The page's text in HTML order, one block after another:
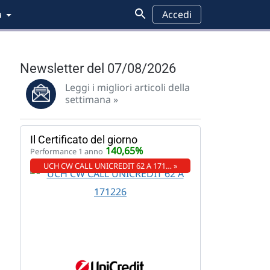
Accedi
Newsletter del 07/08/2026
Leggi i migliori articoli della
settimana »
Il Certificato del giorno
Performance 1 anno 140,65%
UCH CW CALL UNICREDIT 62 A 171… »